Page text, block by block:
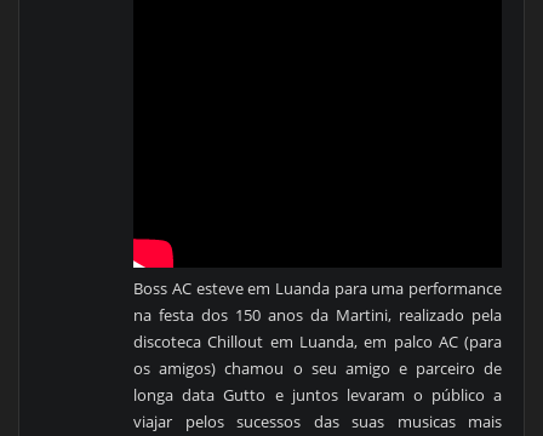
Boss AC esteve em Luanda para uma performance
na festa dos 150 anos da Martini, realizado pela
discoteca Chillout em Luanda, em palco AC (para
os amigos) chamou o seu amigo e parceiro de
longa data Gutto e juntos levaram o público a
viajar pelos sucessos das suas musicas mais